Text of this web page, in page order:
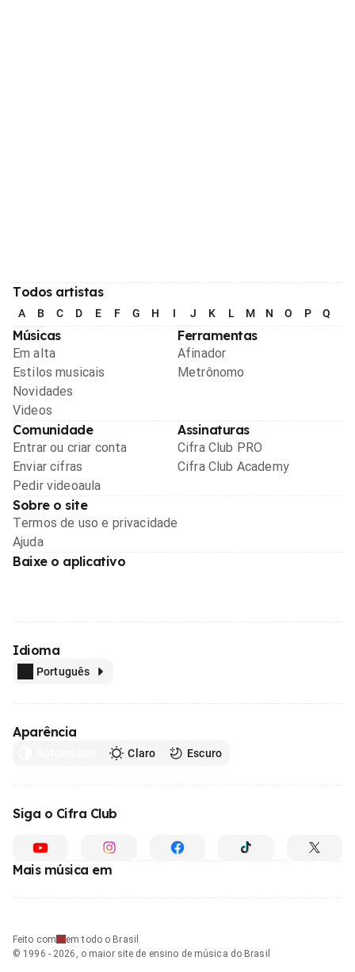
Todos artistas
A B C D E F G H I J K L M N O P Q
Músicas
Em alta
Estilos musicais
Novidades
Videos
Ferramentas
Afinador
Metrônomo
Comunidade
Entrar ou criar conta
Enviar cifras
Pedir videoaula
Assinaturas
Cifra Club PRO
Cifra Club Academy
Sobre o site
Termos de uso e privacidade
Ajuda
Baixe o aplicativo
Idioma
Português
Aparência
Claro Escuro
Siga o Cifra Club
Mais música em
Feito com
em todo o Brasil
© 1996 - 2026, o maior site de ensino de música do Brasil